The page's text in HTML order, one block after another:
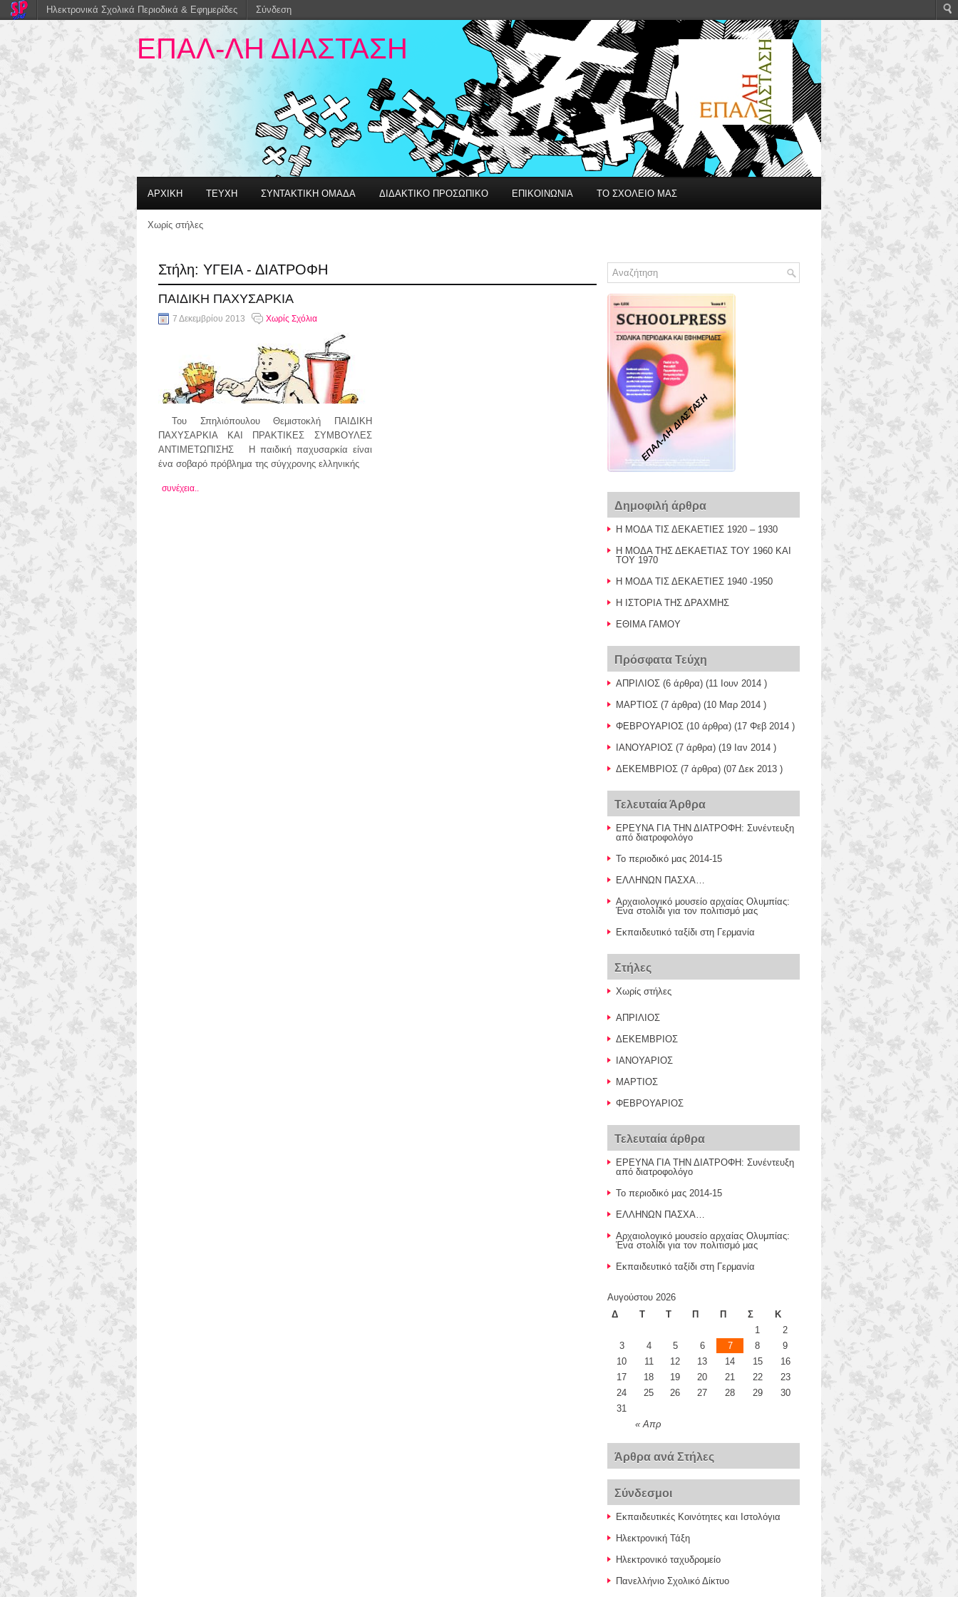
ΕΠΑΛ-ΛΗ ΔΙΑΣΤΑΣΗ
ΑΡΧΙΚΗ ΤΕΥΧΗ ΣΥΝΤΑΚΤΙΚΗ ΟΜΑΔΑ ΔΙΔΑΚΤΙΚΟ ΠΡΟΣΩΠΙΚΟ ΕΠΙΚΟΙΝΩΝΙΑ ΤΟ ΣΧΟΛΕΙΟ ΜΑΣ
Χωρίς στήλες
Στήλη: ΥΓΕΙΑ - ΔΙΑΤΡΟΦΗ
ΠΑΙΔΙΚΗ ΠΑΧΥΣΑΡΚΙΑ
7 Δεκεμβρίου 2013 Χωρίς Σχόλια
Του Σπηλιόπουλου Θεμιστοκλή ΠΑΙΔΙΚΗ
ΠΑΧΥΣΑΡΚΙΑ ΚΑΙ ΠΡΑΚΤΙΚΕΣ ΣΥΜΒΟΥΛΕΣ
ΑΝΤΙΜΕΤΩΠΙΣΗΣ Η παιδική παχυσαρκία είναι
ένα σοβαρό πρόβλημα της σύγχρονης ελληνικής
συνέχεια..
ΕΠΑΛ-ΛΗ ΔΙΑΣΤΑΣΗ
Δημοφιλή άρθρα
Η ΜΟΔΑ ΤΙΣ ΔΕΚΑΕΤΙΕΣ 1920 – 1930
Η ΜΟΔΑ ΤΗΣ ΔΕΚΑΕΤΙΑΣ ΤΟΥ 1960 ΚΑΙ
ΤΟΥ 1970
Η ΜΟΔΑ ΤΙΣ ΔΕΚΑΕΤΙΕΣ 1940 -1950
Η ΙΣΤΟΡΙΑ ΤΗΣ ΔΡΑΧΜΗΣ
ΕΘΙΜΑ ΓΑΜΟΥ
Πρόσφατα Τεύχη
ΑΠΡΙΛΙΟΣ (6 άρθρα) (11 Ιουν 2014 )
ΜΑΡΤΙΟΣ (7 άρθρα) (10 Μαρ 2014 )
ΦΕΒΡΟΥΑΡΙΟΣ (10 άρθρα) (17 Φεβ 2014 )
ΙΑΝΟΥΑΡΙΟΣ (7 άρθρα) (19 Ιαν 2014 )
ΔΕΚΕΜΒΡΙΟΣ (7 άρθρα) (07 Δεκ 2013 )
Τελευταία Άρθρα
ΕΡΕΥΝΑ ΓΙΑ ΤΗΝ ΔΙΑΤΡΟΦΗ: Συνέντευξη
από διατροφολόγο
Το περιοδικό μας 2014-15
ΕΛΛΗΝΩΝ ΠΑΣΧΑ…
Αρχαιολογικό μουσείο αρχαίας Ολυμπίας:
Ένα στολίδι για τον πολιτισμό μας
Εκπαιδευτικό ταξίδι στη Γερμανία
Στήλες
Χωρίς στήλες
ΑΠΡΙΛΙΟΣ
ΔΕΚΕΜΒΡΙΟΣ
ΙΑΝΟΥΑΡΙΟΣ
ΜΑΡΤΙΟΣ
ΦΕΒΡΟΥΑΡΙΟΣ
Τελευταία άρθρα
ΕΡΕΥΝΑ ΓΙΑ ΤΗΝ ΔΙΑΤΡΟΦΗ: Συνέντευξη
από διατροφολόγο
Το περιοδικό μας 2014-15
ΕΛΛΗΝΩΝ ΠΑΣΧΑ…
Αρχαιολογικό μουσείο αρχαίας Ολυμπίας:
Ένα στολίδι για τον πολιτισμό μας
Εκπαιδευτικό ταξίδι στη Γερμανία
Αυγούστου 2026
Δ
Τ Τ Π Π Σ Κ
« Απρ
1
2
3
4 5 6 7 8
9
10
11 12 13 14 15
16
17
18 19 20 21 22
23
24
25 26 27 28 29
30
31
Άρθρα ανά Στήλες
Σύνδεσμοι
Εκπαιδευτικές Κοινότητες και Ιστολόγια
Ηλεκτρονική Τάξη
Ηλεκτρονικό ταχυδρομείο
Πανελλήνιο Σχολικό Δίκτυο
Ηλεκτρονικά Σχολικά Περιοδικά & Εφημερίδες Σύνδεση